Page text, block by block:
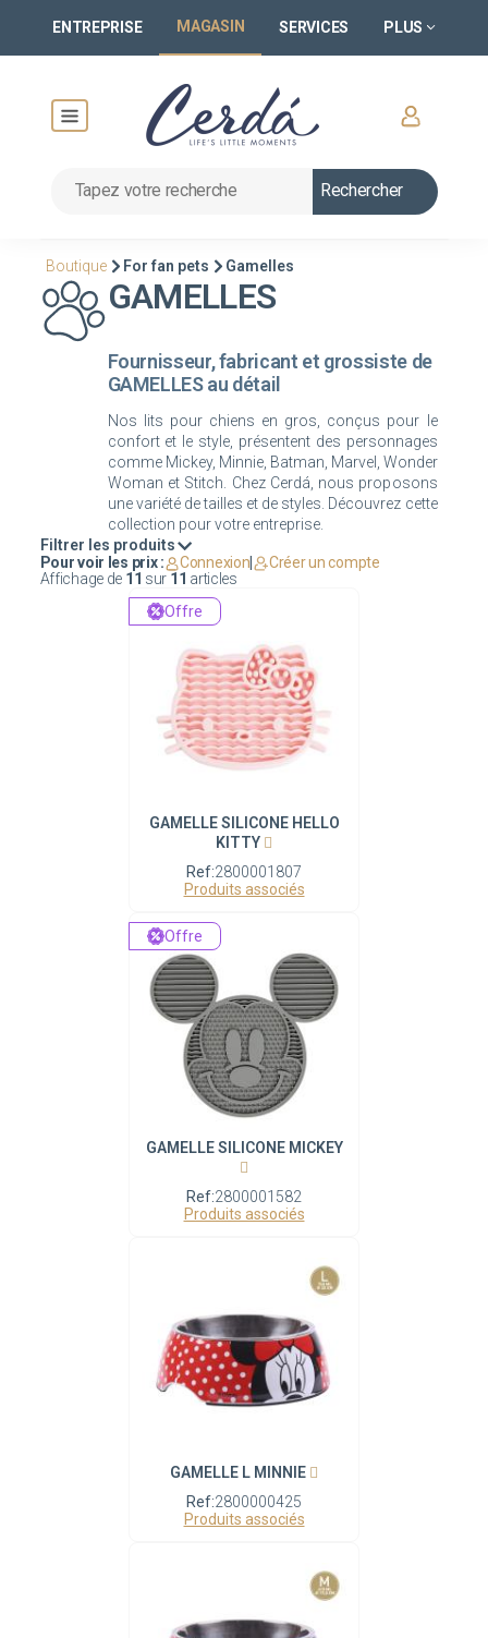
ENTREPRISE MAGASIN SERVICES PLUS
Rechercher
Boutique For fan pets Gamelles
GAMELLES
Fournisseur, fabricant et grossiste de
GAMELLES au détail
Nos lits pour chiens en gros, conçus pour le
confort et le style, présentent des personnages
comme Mickey, Minnie, Batman, Marvel, Wonder
Woman et Stitch. Chez Cerdá, nous proposons
une variété de tailles et de styles. Découvrez cette
Filtrer les produits
Affichage de 11 sur 11 articles
Pour voir les prix : Connexion Créer un compte
GAMELLE SILICONE HELLO
KITTY
Ref:2800001807
Produits associés
Offre
GAMELLE SILICONE MICKEY
Ref:2800001582
Produits associés
Offre
GAMELLE L MINNIE
Ref:2800000425
Produits associés